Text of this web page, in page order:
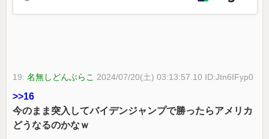
19:名無しどんぶらこ 2024/07/20(土) 03:13:57.10 ID:Jtn6IFyp0
>>16
今のまま突入してバイデンジャンプで勝ったらアメリカ
どうなるのかなｗ